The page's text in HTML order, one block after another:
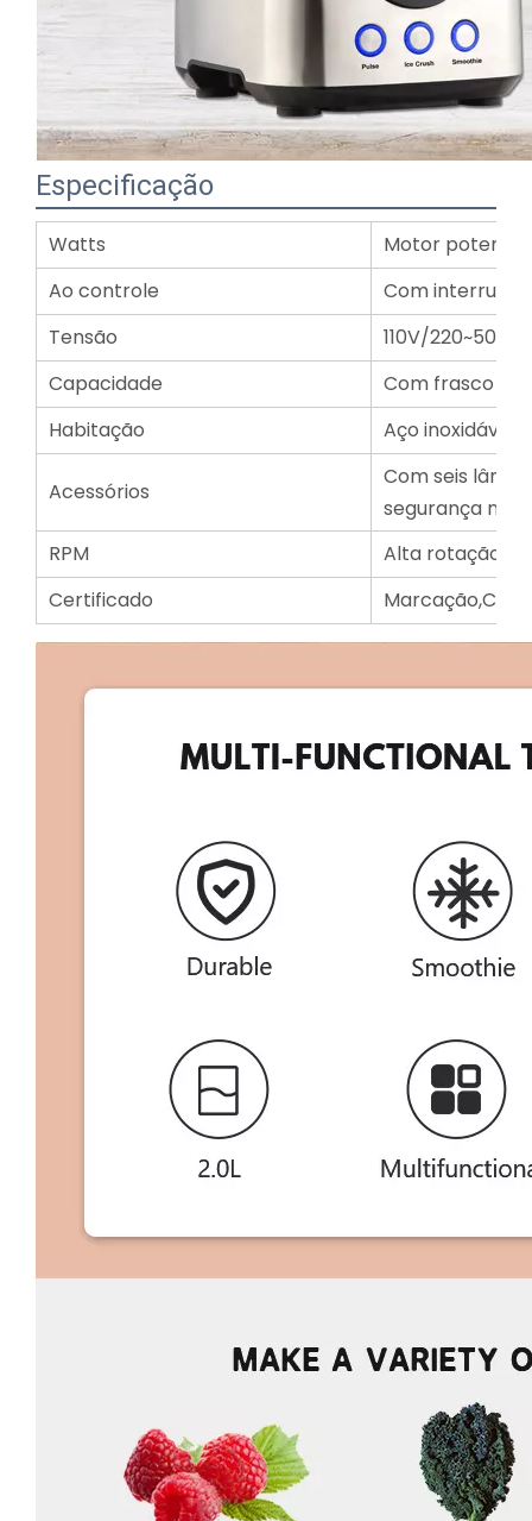
Especificação
Watts
Motor potente
Ao controle
Com
Tensão
110V/220~50/
Capacidade
Com frasco
Habitação
Aço inoxidável
Acessórios
Com seis
segurança na
RPM
Alta rotação
Certificado